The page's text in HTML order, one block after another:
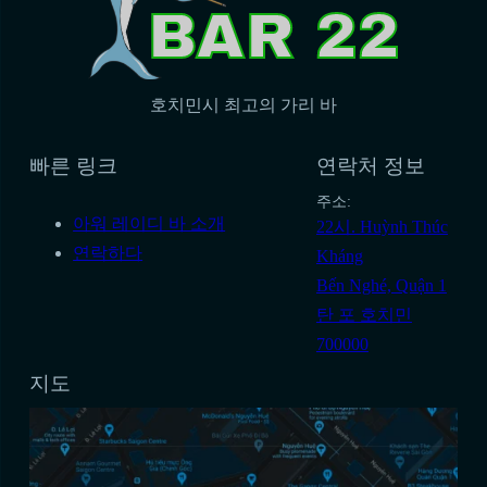
호치민시 최고의 가리 바
빠른 링크
아워 레이디 바 소개
연락하다
연락처 정보
주소:
22시. Huỳnh Thúc
Kháng
Bến Nghé, Quận 1
탄 포 호치민
700000
지도